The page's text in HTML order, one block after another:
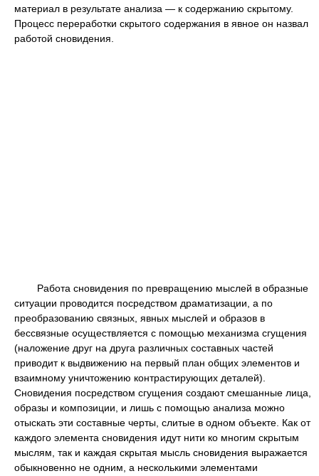
материал в результате анализа — к содержанию скрытому.
Процесс переработки скрытого содержания в явное он назвал
работой сновидения.
Работа сновидения по превращению мыслей в образные
ситуации проводится посредством драматизации, а по
преобразованию связных, явных мыслей и образов в
бессвязные осуществляется с помощью механизма сгущения
(наложение друг на друга различных составных частей
приводит к выдвижению на первый план общих элементов и
взаимному уничтожению контрастирующих деталей).
Сновидения посредством сгущения создают смешанные лица,
образы и композиции, и лишь с помощью анализа можно
отыскать эти составные черты, слитые в одном объекте. Как от
каждого элемента сновидения идут нити ко многим скрытым
мыслям, так и каждая скрытая мысль сновидения выражается
обыкновенно не одним, а несколькими элементами